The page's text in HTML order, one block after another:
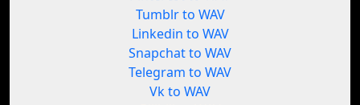
Tumblr to WAV
Linkedin to WAV
Snapchat to WAV
Telegram to WAV
Vk to WAV